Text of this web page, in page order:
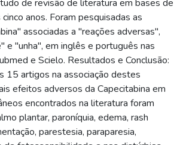
de revisão de literatura em bases de
anos. Foram pesquisadas as
associadas a "reações adversas",
e "unha", em inglês e português nas
e Scielo. Resultados e Conclusão:
15 artigos na associação destes
efeitos adversos da Capecitabina em
encontrados na literatura foram
plantar, paroníquia, edema, rash
parestesia, paraparesia,